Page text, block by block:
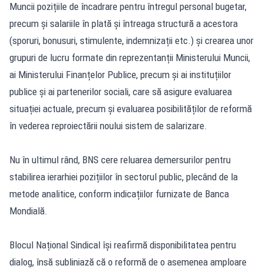
Muncii pozițiile de încadrare pentru întregul personal bugetar,
precum și salariile în plată și întreaga structură a acestora
(sporuri, bonusuri, stimulente, indemnizații etc.) și crearea unor
grupuri de lucru formate din reprezentanții Ministerului Muncii,
ai Ministerului Finanțelor Publice, precum și ai instituțiilor
publice și ai partenerilor sociali, care să asigure evaluarea
situației actuale, precum și evaluarea posibilităților de reformă
în vederea reproiectării noului sistem de salarizare.
Nu în ultimul rând, BNS cere reluarea demersurilor pentru
stabilirea ierarhiei pozițiilor în sectorul public, plecând de la
metode analitice, conform indicațiilor furnizate de Banca
Mondială.
Blocul Național Sindical își reafirmă disponibilitatea pentru
dialog, însă subliniază că o reformă de o asemenea amploare